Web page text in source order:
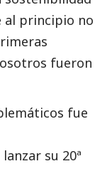
al principio no
fueron
fue
su 20ª